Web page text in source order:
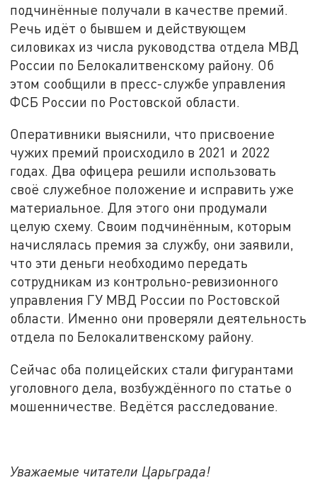
подчинённые получали в качестве премий.
Речь идёт о бывшем и действующем
силовиках из числа руководства отдела МВД
России по Белокалитвенскому району. Об
этом сообщили в пресс-службе управления
ФСБ России по Ростовской области.
Оперативники выяснили, что присвоение
чужих премий происходило в 2021 и 2022
годах. Два офицера решили использовать
своё служебное положение и исправить уже
материальное. Для этого они продумали
целую схему. Своим подчинённым, которым
начислялась премия за службу, они заявили,
что эти деньги необходимо передать
сотрудникам из контрольно-ревизионного
управления ГУ МВД России по Ростовской
области. Именно они проверяли деятельность
отдела по Белокалитвенскому району.
Сейчас оба полицейских стали фигурантами
уголовного дела, возбуждённого по статье о
мошенничестве. Ведётся расследование.
Уважаемые читатели Царьграда!